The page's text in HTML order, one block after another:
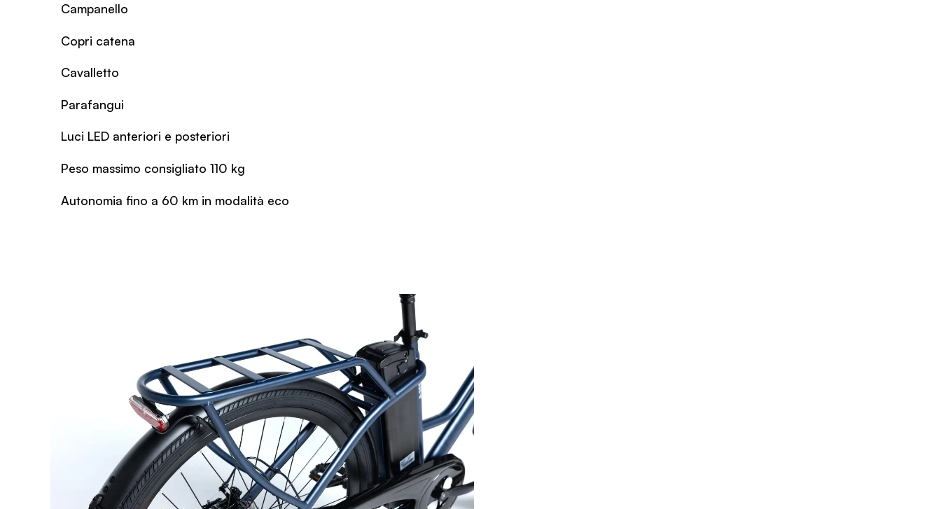
Campanello
Copri catena
Cavalletto
Parafangui
Luci LED anteriori e posteriori
Peso massimo consigliato 110 kg
Autonomia fino a 60 km in modalità eco